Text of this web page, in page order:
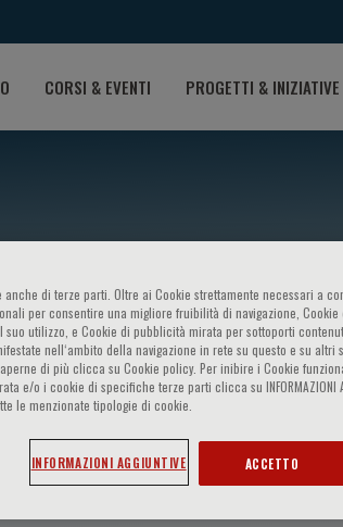
CORSI & EVENTI PROGETTI & INIZIATIVE
di terze parti. Oltre ai Cookie strettamente necessari a
per consentire una migliore fruibilità di navigazione,
suo utilizzo, e Cookie di pubblicità mirata per sottoporti
nell‘ambito della navigazione in rete su questo e su altri
di più clicca su Cookie policy. Per inibire i Cookie
e/o i cookie di specifiche terze parti clicca su INFORMAZIONI
le menzionate tipologie di cookie.
INFORMAZIONI AGGIUNTIVE ACCETTO